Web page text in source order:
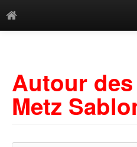
Mots-clés
Autour
Metz